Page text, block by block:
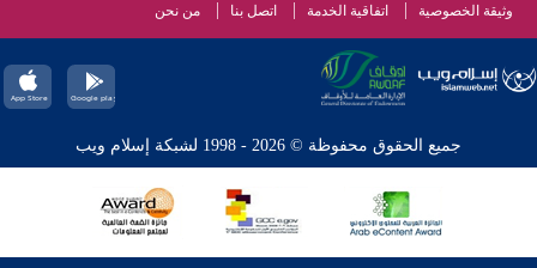
وثيقة الخصوصية اتفاقية الخدمة اتصل بنا من نحن
جميع الحقوق محفوظة © 2026 - 1998 لشبكة إسلام ويب